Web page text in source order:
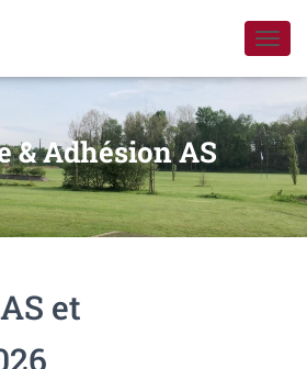
D
É
L
I
R
L
A
& Adhésion AS
et